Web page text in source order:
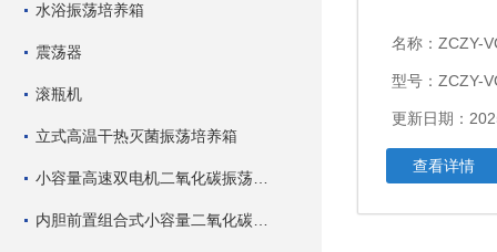
水浴振荡培养箱
震荡器
滚瓶机
立式高温干热灭菌振荡培养箱
名称： ZCZY-VCNR内
型号：ZCZY-
更新日期：
查看详情